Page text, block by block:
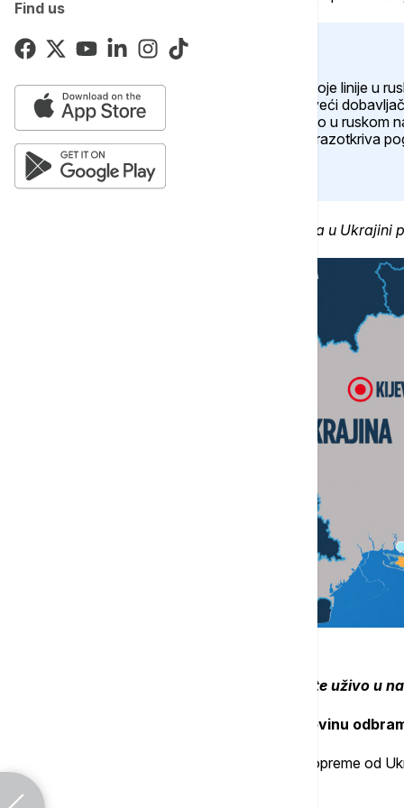
Find us
Ključni događaji:
Zelenski: Ukrajinske snage drže svoje linije u
Blumberg: Indija postala drugi najveći
Dve osobe poginule, devet ranjeno u ruskom
Peskov: Izjava Harisove o Putinu razotkriva
Kako je protekao prethodni dan rata u Ukrajini
Dešavanja u Ukrajini pratite uživo u
20.29 Pevkur: Estonija razmatra kupovinu
Estonija razmatra kupovinu odbrambene opreme od